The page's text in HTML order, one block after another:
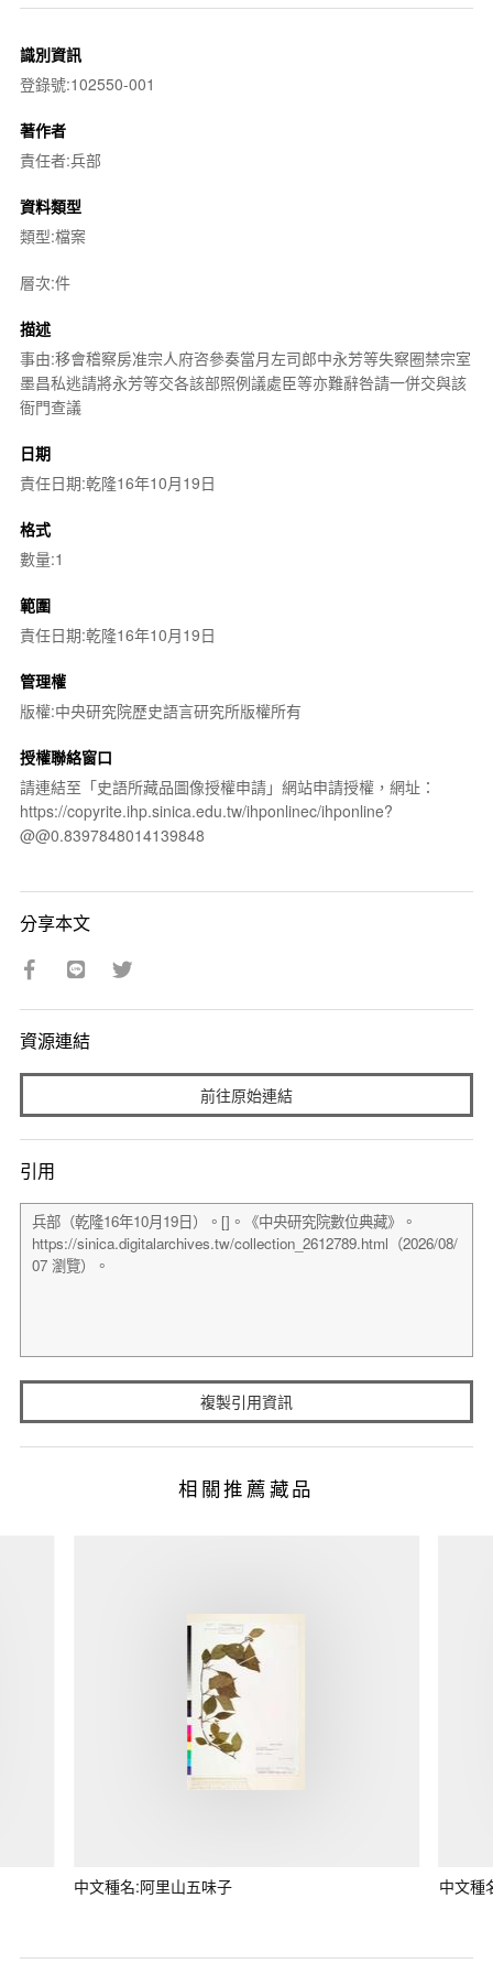
識別資訊
登錄號:102550-001
著作者
責任者:兵部
資料類型
類型:檔案
層次:件
描述
事由:移會稽察房准宗人府咨參奏當月左司郎中永芳等失察圈禁宗室
墨昌私逃請將永芳等交各該部照例議處臣等亦難辭咎請一併交與該
衙門查議
日期
責任日期:乾隆16年10月19日
格式
數量:1
範圍
責任日期:乾隆16年10月19日
管理權
版權:中央研究院歷史語言研究所版權所有
授權聯絡窗口
請連結至「史語所藏品圖像授權申請」網站申請授權，網址：
https://copyrite.ihp.sinica.edu.tw/ihponlinec/ihponline?
@@0.8397848014139848
分享本文
資源連結
前往原始連結
引用
複製引用資訊
相關推薦藏品
中文種名:阿里山五味子 中文種